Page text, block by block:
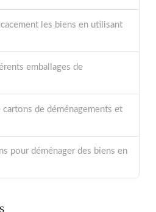
les biens en utilisant
emballages de
de déménagements et
pour déménager des biens en